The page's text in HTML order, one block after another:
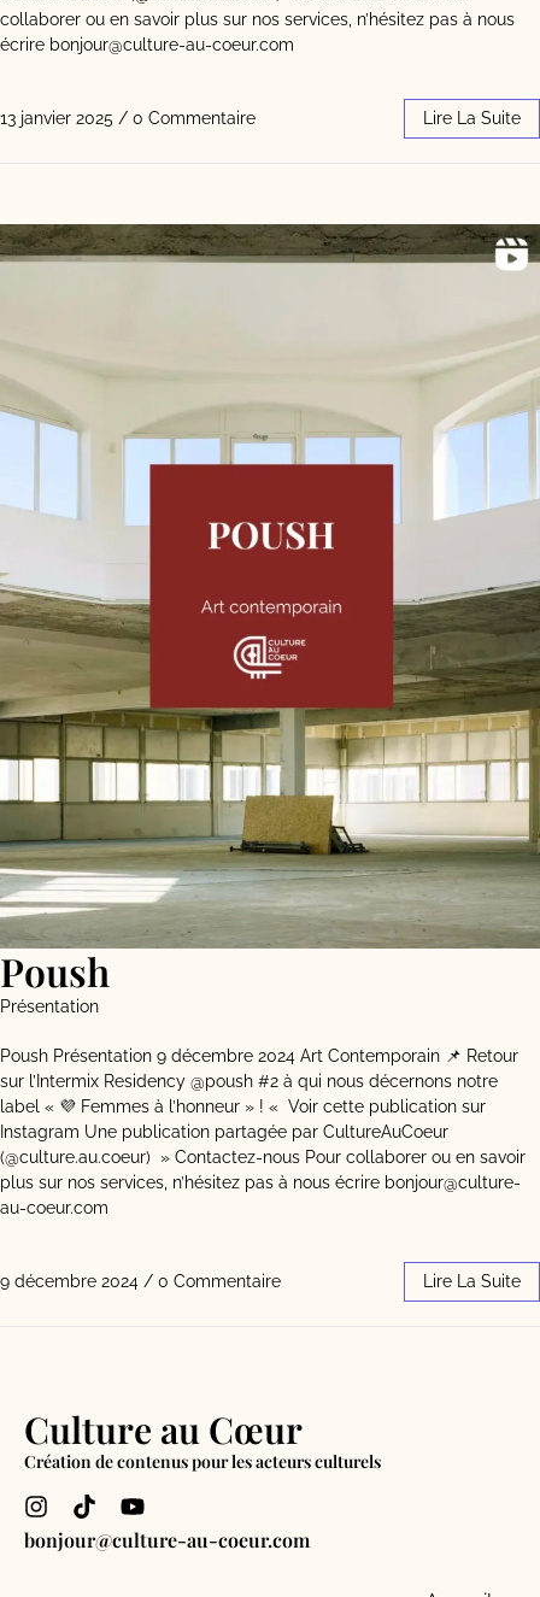
collaborer ou en savoir plus sur nos services, n’hésitez pas à nous
écrire bonjour@culture-au-coeur.com
13 janvier 2025 / 0 Commentaire Lire La Suite
Poush
Présentation
Poush Présentation 9 décembre 2024 Art Contemporain 📌 Retour
sur l’Intermix Residency @poush #2 à qui nous décernons notre
label « 💜 Femmes à l’honneur » ! « Voir cette publication sur
Instagram Une publication partagée par CultureAuCoeur
(@culture.au.coeur) » Contactez-nous Pour collaborer ou en savoir
plus sur nos services, n’hésitez pas à nous écrire bonjour@culture-
au-coeur.com
9 décembre 2024 / 0 Commentaire Lire La Suite
Culture au Cœur
Création de contenus pour les acteurs culturels
bonjour@culture-au-coeur.com